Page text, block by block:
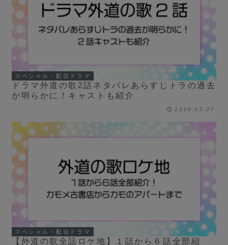
スペシャル・配信ドラマ
ドラマ外道の歌2話ネタバレあらすじトラの過去
が明らかに！キャストも紹介
2026.02.27
スペシャル・配信ドラマ
【外道の歌全話ロケ地】１話から６話全部紹